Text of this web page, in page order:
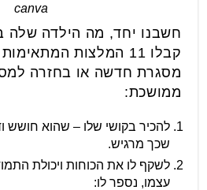
canva
חשבנו יחד, מה הילדה שלה
קבלו 11 המלצות
מסגרת חדשה או בחזרה
ממושכת:
להכיר בקושי שלו – שהוא חושש
שכך מרגיש.
לשקף לו את הכוחות ויכולת
עצמו, נספר לו: